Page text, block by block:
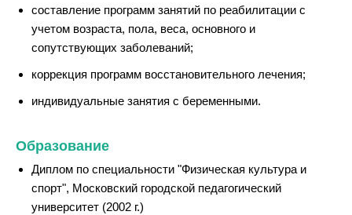
составление программ занятий по реабилитации с
учетом возраста, пола, веса, основного и
сопутствующих заболеваний;
коррекция программ восстановительного лечения;
индивидуальные занятия с беременными.
Образование
Диплом по специальности "Физическая культура и
спорт", Московский городской педагогический
университет (2002 г.)